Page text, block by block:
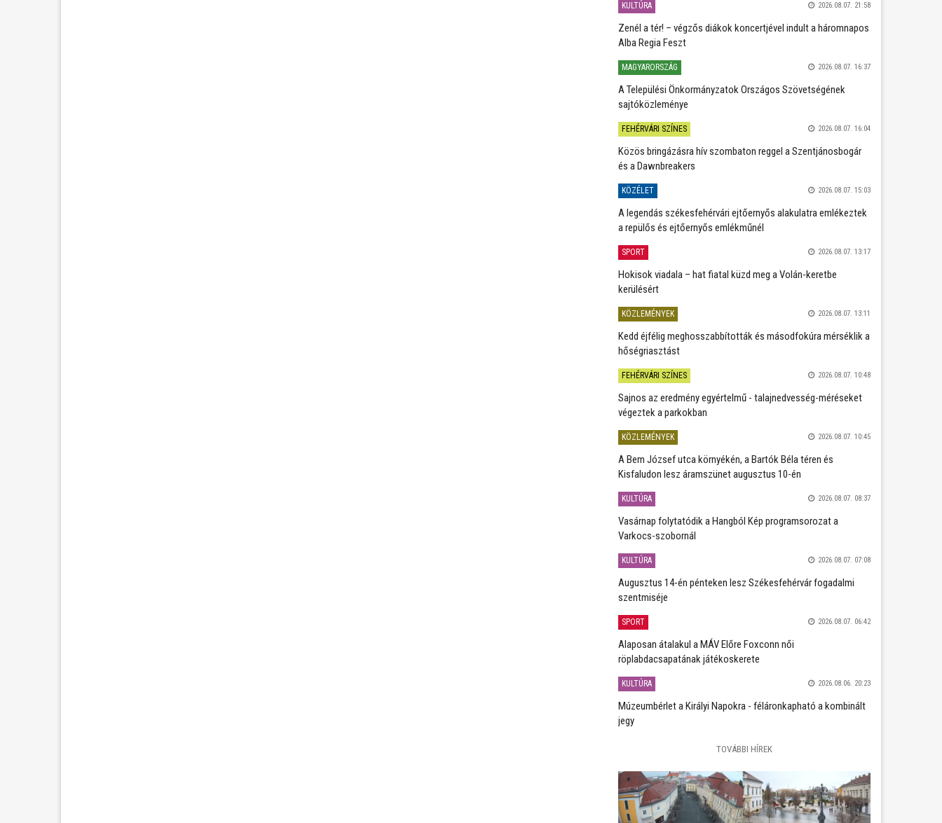
KULTÚRA 2026.08.07. 21:58
Zenél a tér! – végzős diákok koncertjével indult a háromnapos
Alba Regia Feszt
MAGYARORSZÁG 2026.08.07. 16:37
A Települési Önkormányzatok Országos Szövetségének
sajtóközleménye
FEHÉRVÁRI SZÍNES 2026.08.07. 16:04
Közös bringázásra hív szombaton reggel a Szentjánosbogár
és a Dawnbreakers
KÖZÉLET 2026.08.07. 15:03
A legendás székesfehérvári ejtőernyős alakulatra emlékeztek
a repülős és ejtőernyős emlékműnél
SPORT 2026.08.07. 13:17
Hokisok viadala – hat fiatal küzd meg a Volán-keretbe
kerülésért
KÖZLEMÉNYEK 2026.08.07. 13:11
Kedd éjfélig meghosszabbították és másodfokúra mérséklik a
hőségriasztást
FEHÉRVÁRI SZÍNES 2026.08.07. 10:48
Sajnos az eredmény egyértelmű - talajnedvesség-méréseket
végeztek a parkokban
KÖZLEMÉNYEK 2026.08.07. 10:45
A Bem József utca környékén, a Bartók Béla téren és
Kisfaludon lesz áramszünet augusztus 10-én
KULTÚRA 2026.08.07. 08:37
Vasárnap folytatódik a Hangból Kép programsorozat a
Varkocs-szobornál
KULTÚRA 2026.08.07. 07:08
Augusztus 14-én pénteken lesz Székesfehérvár fogadalmi
szentmiséje
SPORT 2026.08.07. 06:42
Alaposan átalakul a MÁV Előre Foxconn női
röplabdacsapatának játékoskerete
KULTÚRA 2026.08.06. 20:23
Múzeumbérlet a Királyi Napokra - féláronkapható a kombinált
jegy
TOVÁBBI HÍREK